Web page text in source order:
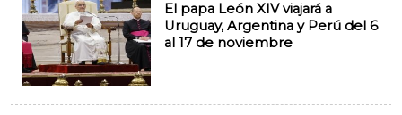
El papa León XIV viajará a
Uruguay, Argentina y Perú del 6
al 17 de noviembre